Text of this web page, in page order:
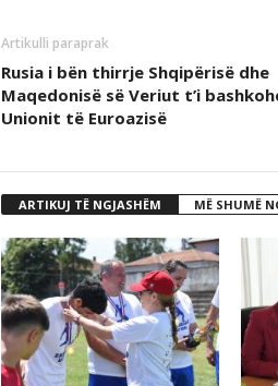
Artikulli paraprak
Rusia i bën thirrje Shqipërisë dhe
Maqedonisë së Veriut t’i
Unionit të Euroazisë
ARTIKUJ TË NGJASHËM MË SHUMË